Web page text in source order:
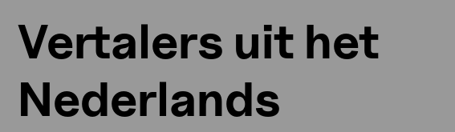
Vertalers uit het
Nederlands